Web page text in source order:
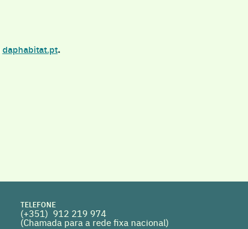
daphabitat.pt.
TELEFONE
(+351) 912 219 974
(Chamada para a rede fixa nacional)